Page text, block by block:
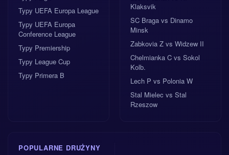
Typy UEFA Europa League
Typy UEFA Europa
Conference League
Typy Premiership
Typy League Cup
Typy Primera B
Klaksvik
SC Braga vs Dinamo
Minsk
Zabkovia Z vs Widzew II
Chelmianka C vs Sokol
Kolb.
Lech P vs Polonia W
Stal Mielec vs Stal
Rzeszow
POPULARNE DRUŻYNY